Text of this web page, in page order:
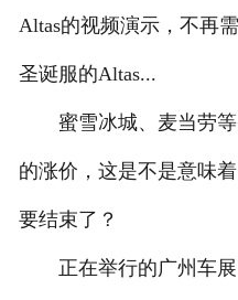
Altas的视频演示，不再
圣诞服的Altas...
蜜雪冰城、麦当劳等
的涨价，这是不是意味
要结束了？
正在举行的广州车展